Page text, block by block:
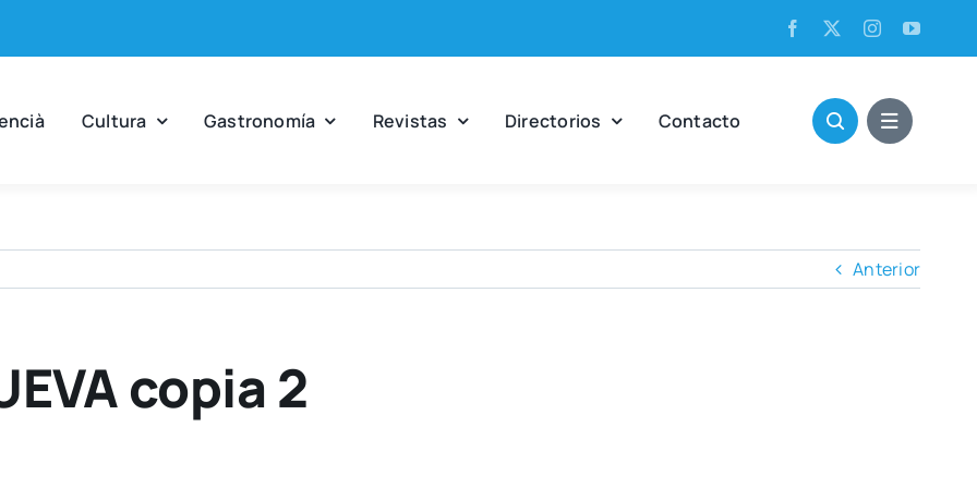
Cul­tu­ra Gas­tro­no­mía Revis­tas Direc­to­rios Con­tac­to
Anterior
copia 2